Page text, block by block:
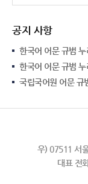
공지 사항
한국어 어문 규범 누
한국어 어문 규범
국립국어원 어문 규
우) 07511 서
대표 전